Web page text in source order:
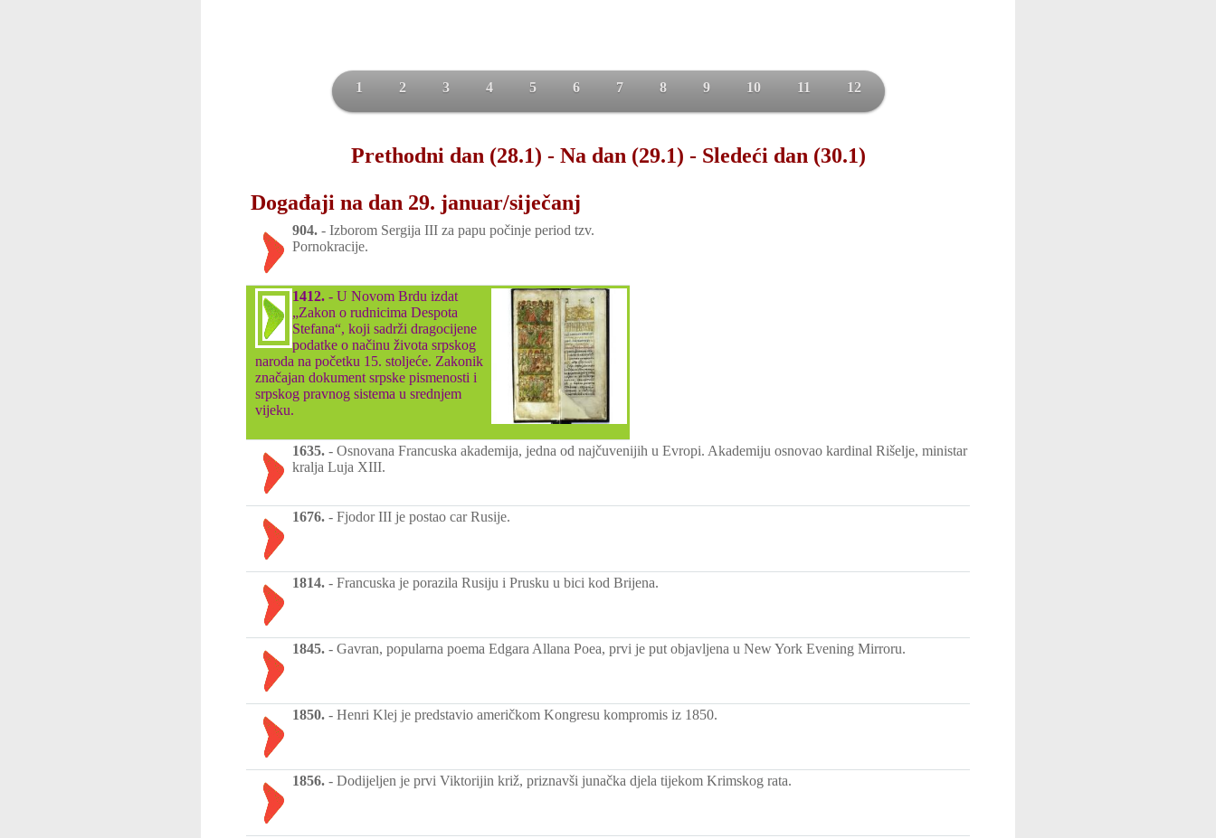
1 2 3 4 5 6 7 8 9 10 11 12
Prethodni dan (28.1) - Na dan (29.1) - Sledeći dan (30.1)
Događaji na dan 29. januar/siječanj
904. - Izborom Sergija III za papu počinje period tzv.
Pornokracije.
1412. - U Novom Brdu izdat
„Zakon o rudnicima Despota
Stefana“, koji sadrži dragocijene
podatke o načinu života srpskog
naroda na početku 15. stoljeće. Zakonik
značajan dokument srpske pismenosti i
srpskog pravnog sistema u srednjem
vijeku.
1635. - Osnovana Francuska akademija, jedna od najčuvenijih u Evropi. Akademiju osnovao kardinal Rišelje, ministar
kralja Luja XIII.
1676. - Fjodor III je postao car Rusije.
1814. - Francuska je porazila Rusiju i Prusku u bici kod Brijena.
1845. - Gavran, popularna poema Edgara Allana Poea, prvi je put objavljena u New York Evening Mirroru.
1850. - Henri Klej je predstavio američkom Kongresu kompromis iz 1850.
1856. - Dodijeljen je prvi Viktorijin križ, priznavši junačka djela tijekom Krimskog rata.